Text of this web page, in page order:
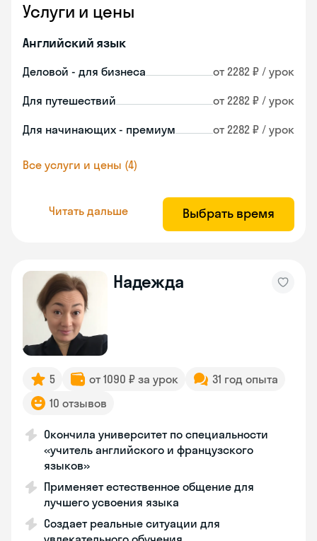
Услуги и цены
Английский язык
Деловой - для бизнеса от 2282 ₽ / урок
Для путешествий от 2282 ₽ / урок
Для начинающих - премиум от 2282 ₽ / урок
Все услуги и цены (4)
Читать дальше Выбрать время
Надежда
5 от 1090 ₽ за урок
31 год опыта
10 отзывов
Окончила университет по специальности
«учитель английского и французского
языков»
Применяет естественное общение для
лучшего усвоения языка
Создает реальные ситуации для